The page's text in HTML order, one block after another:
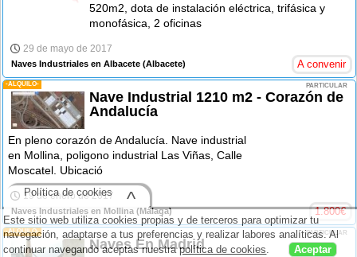
520m2, dota de instalación eléctrica, trifásica y
monofásica, 2 oficinas
29 de mayo de 2017
Naves Industriales en Albacete (Albacete) A convenir
-ALQUILO- PARTICULAR
Nave Industrial 1210 m2 - Corazón de
Andalucía
En pleno corazón de Andalucía. Nave industrial
en Mollina, poligono industrial Las Viñas, Calle
Moscatel. Ubicació
19 de enero de 2017
Naves Industriales en Mollina (Málaga) 1.800€
-ALQUILO- PARTICULAR
Naves En Madrid
Este sitio web utiliza cookies propias y de terceros para optimizar tu
navegación, adaptarse a tus preferencias y realizar labores analíticas. Al
continuar navegando aceptas nuestrapolítica de cookies. Aceptar
Política de cookies ^